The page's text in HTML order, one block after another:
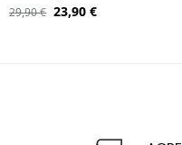
29,90€ 23,90€